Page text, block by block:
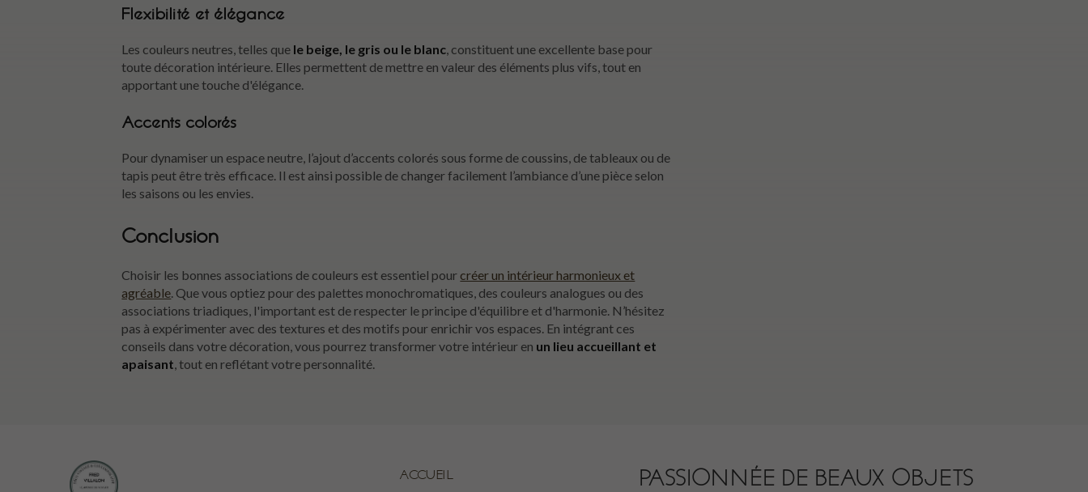
Flexibilité et élégance
Les couleurs neutres, telles que le beige, le gris ou le blanc , constituent une excellente base pour
toute décoration intérieure. Elles permettent de mettre en valeur des éléments plus vifs, tout en
apportant une touche d'élégance.
Accents colorés
Pour dynamiser un espace neutre, l’ajout d’accents colorés sous forme de coussins, de tableaux ou de
tapis peut être très efficace. Il est ainsi possible de changer facilement l’ambiance d’une pièce selon
les saisons ou les envies.
Conclusion
Choisir les bonnes associations de couleurs est essentiel pourcréer un intérieur harmonieux et
agréable . Que vous optiez pour des palettes monochromatiques, des couleurs analogues ou des
associations triadiques, l'important est de respecter le principe d'équilibre et d'harmonie. N’hésitez
pas à expérimenter avec des textures et des motifs pour enrichir vos espaces. En intégrant ces
conseils dans votre décoration, vous pourrez transformer votre intérieur en un lieu accueillant et
apaisant , tout en reflétant votre personnalité.
ACCUEIL
PASSIONNÉE DE BEAUX OBJETS